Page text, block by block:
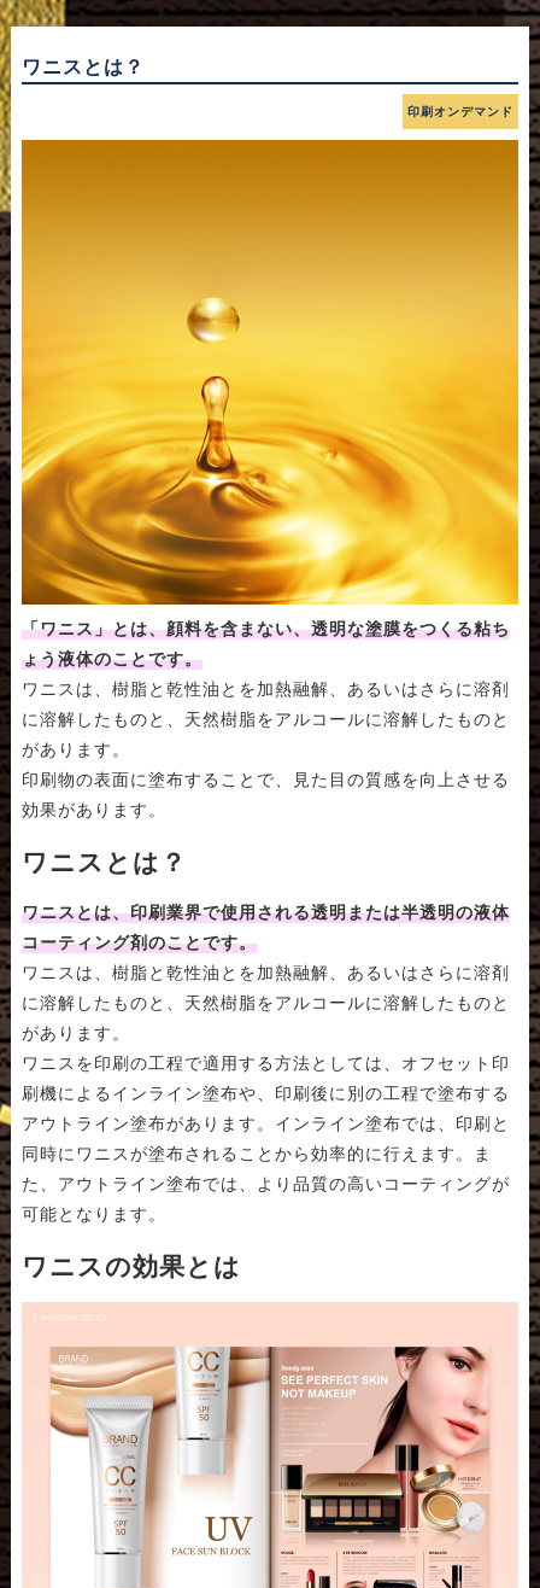
ワニスとは？
印刷オンデマンド
「ワニス」とは、顔料を含まない、透明な塗膜をつくる粘ち
ょう液体のことです。
ワニスは、樹脂と乾性油とを加熱融解、あるいはさらに溶剤
に溶解したものと、天然樹脂をアルコールに溶解したものと
があります。
印刷物の表面に塗布することで、見た目の質感を向上させる
効果があります。
ワニスとは？
ワニスとは、印刷業界で使用される透明または半透明の液体
コーティング剤のことです。
ワニスは、樹脂と乾性油とを加熱融解、あるいはさらに溶剤
に溶解したものと、天然樹脂をアルコールに溶解したものと
があります。
ワニスを印刷の工程で適用する方法としては、オフセット印
刷機によるインライン塗布や、印刷後に別の工程で塗布する
アウトライン塗布があります。インライン塗布では、印刷と
同時にワニスが塗布されることから効率的に行えます。ま
た、アウトライン塗布では、より品質の高いコーティングが
可能となります。
ワニスの効果とは